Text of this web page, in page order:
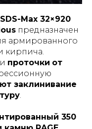
Max 32×920
предназначен
армированного
кирпича.
и проточки от
заклинивание
.
350